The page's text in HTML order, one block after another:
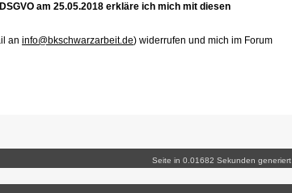
am 25.05.2018 erkläre ich mich mit diesen
an info@bkschwarzarbeit.de) widerrufen und mich im Forum
Seite in 0.01682 Sekunden generiert